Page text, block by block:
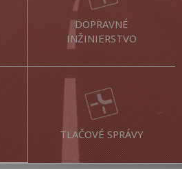
DOPRAVNÉ
INŽINIERSTVO
TLAČOVÉ SPRÁVY